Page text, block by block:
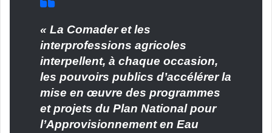
« La Comader et les
interprofessions agricoles
interpellent, à chaque occasion,
les pouvoirs publics d’accélérer la
mise en œuvre des programmes
et projets du Plan National pour
l’Approvisionnement en Eau